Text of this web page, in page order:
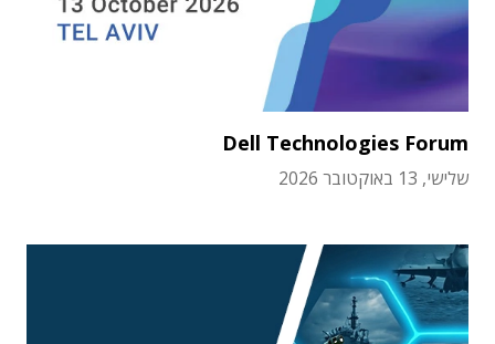
Dell Technologies Forum
שלישי, 13 באוקטובר 2026